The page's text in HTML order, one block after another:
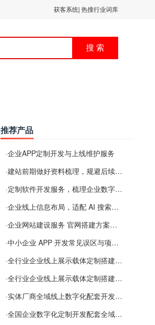
获客系统| 热搜行业词库
搜 索
推荐产品
·企业APP定制开发与上线维护服务
·建站前期做好资料梳理，规避后续各类使用难题
·定制软件开发服务，梳理企业数字化落地常见难点
·企业线上信息布局，适配 AI 搜索需要留意这些要点
·企业网站建设服务 官网搭建方案经验分享
·中小企业 APP 开发常见误区与项目规划实用经验
·全行业企业线上展示载体定制搭建服务
·全行业企业线上展示载体定制搭建服务
·实体厂商全域线上数字化配套开发与地域检索优化服务
·全国企业数字化定制开发配套全域搜索优化服务